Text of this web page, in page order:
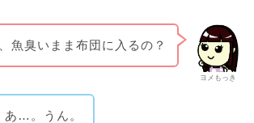
ヨメもっき
魚臭いまま布団に入るの？
あ…。うん。